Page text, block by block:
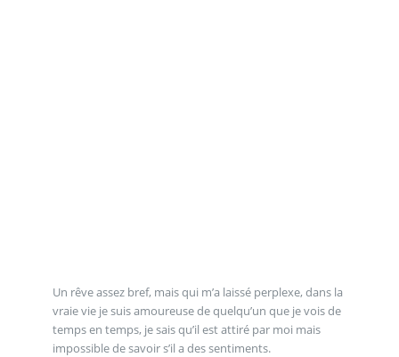
Un rêve assez bref, mais qui m’a laissé perplexe, dans la
vraie vie je suis amoureuse de quelqu’un que je vois de
temps en temps, je sais qu’il est attiré par moi mais
impossible de savoir s’il a des sentiments.